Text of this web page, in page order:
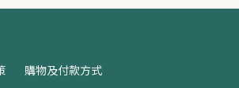
購物及付款方式